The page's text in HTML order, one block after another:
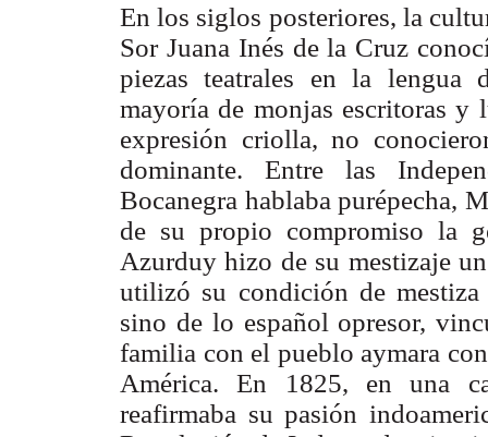
En los siglos posteriores, la
Sor Juana Inés de la Cruz
piezas teatrales en la lengua
mayoría de monjas escritoras y
expresión criolla, no
dominante. Entre las
Bocanegra hablaba purépecha,
de su propio compromiso la
Azurduy hizo de su mestizaje
utilizó su condición de
sino de lo español opresor,
familia con el pueblo aymara
América. En 1825, en una
reafirmaba su pasión